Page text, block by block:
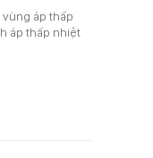
áp thấp
áp thấp nhiệt